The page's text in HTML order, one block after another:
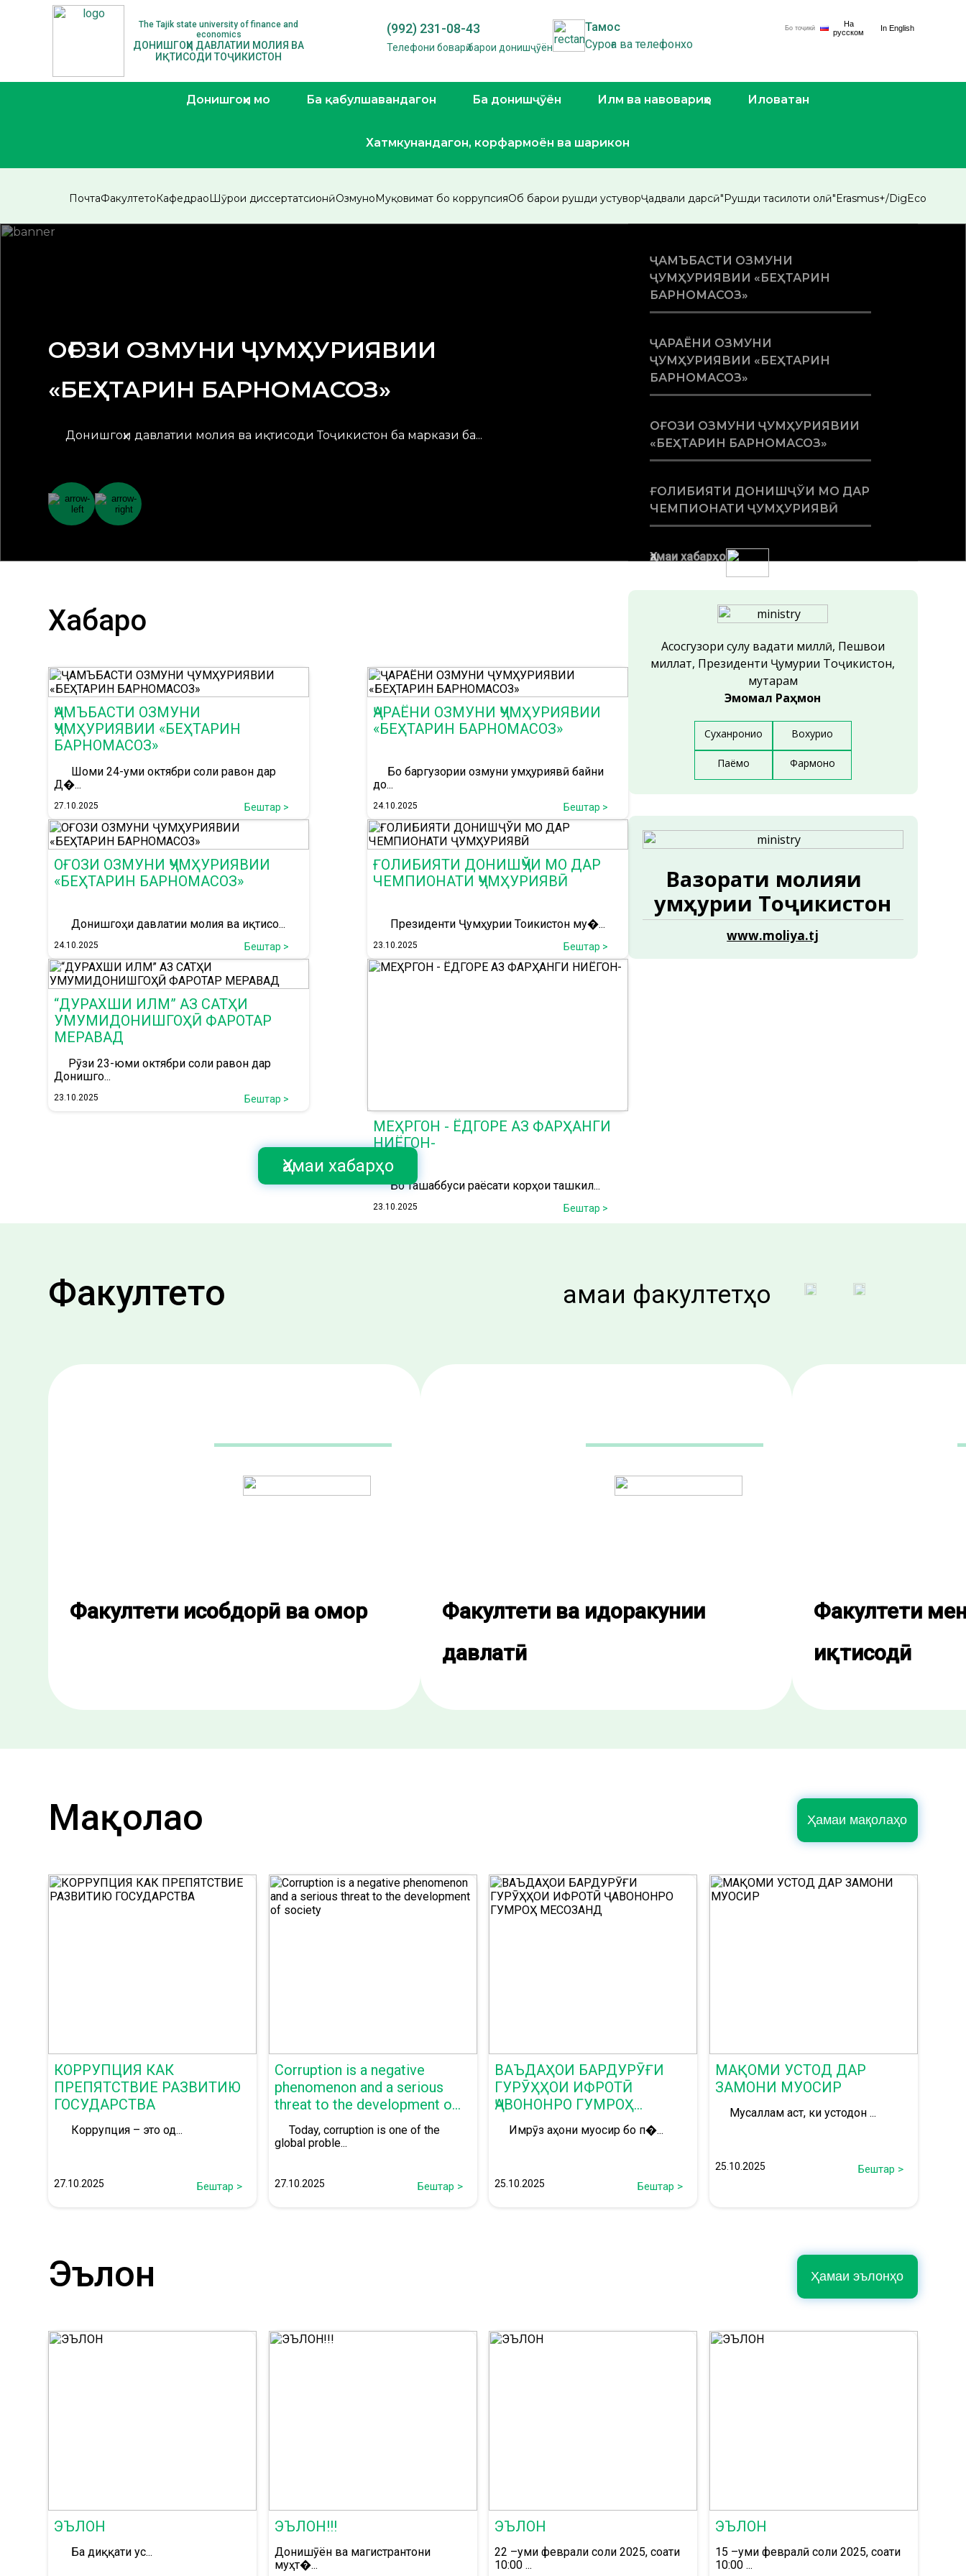
The Tajik state university of finance and
economics
ДОНИШГОҲИ ДАВЛАТИИ МОЛИЯ ВА
ИҚТИСОДИ ТОҶИКИСТОН
(992) 231-08-43
Телефони боварӣ барои донишҷӯён
Тамос
Суроға ва телефонхо
Бо тоҷикӣ
На
русском
In English
Донишгоҳи мо Ба қабулшавандагон Ба донишҷӯён Илм ва навовариҳо Иловатан
Хатмкунандагон, корфармоён ва шарикон
ПочтаФакултетҳоКафедраҳоШӯрои диссертатсионӣОзмунҳоМуқовимат бо коррупсияОб барои рушди устуворҶадвали дарсӣ"Рушди таҳсилоти олӣ"Erasmus+/DigEco
ҶАМЪБАСТИ ОЗМУНИ
ҶУМҲУРИЯВИИ «БЕҲТАРИН
БАРНОМАСОЗ»
ҶАРАЁНИ ОЗМУНИ
ҶУМҲУРИЯВИИ «БЕҲТАРИН
БАРНОМАСОЗ»
ОҒОЗИ ОЗМУНИ ҶУМҲУРИЯВИИ
«БЕҲТАРИН БАРНОМАСОЗ»
ҒОЛИБИЯТИ ДОНИШҶЎИ МО ДАР
ЧЕМПИОНАТИ ҶУМҲУРИЯВӢ
Ҳамаи хабарҳо
ОҒОЗИ ОЗМУНИ ҶУМҲУРИЯВИИ
«БЕҲТАРИН БАРНОМАСОЗ»
Донишгоҳи давлатии молия ва иқтисоди Тоҷикистон ба маркази ба...
Хабарҳо
ҶАМЪБАСТИ ОЗМУНИ
ҶУМҲУРИЯВИИ «БЕҲТАРИН
БАРНОМАСОЗ»
Шоми 24-уми октябри соли равон дар
Д�...
27.10.2025 Бештар >
ҶАРАЁНИ ОЗМУНИ ҶУМҲУРИЯВИИ
«БЕҲТАРИН БАРНОМАСОЗ»
Бо баргузории озмуни ҷумҳуриявӣ байни
до...
24.10.2025 Бештар >
ОҒОЗИ ОЗМУНИ ҶУМҲУРИЯВИИ
«БЕҲТАРИН БАРНОМАСОЗ»
Донишгоҳи давлатии молия ва иқтисо...
24.10.2025 Бештар >
ҒОЛИБИЯТИ ДОНИШҶЎИ МО ДАР
ЧЕМПИОНАТИ ҶУМҲУРИЯВӢ
Президенти Ҷумҳурии Тоҷикистон му�...
23.10.2025 Бештар >
“ДУРАХШИ ИЛМ” АЗ САТҲИ
УМУМИДОНИШГОҲӢ ФАРОТАР
МЕРАВАД
Рӯзи 23-юми октябри соли равон дар
Донишго...
23.10.2025 Бештар >
МЕҲРГОН - ЁДГОРЕ АЗ ФАРҲАНГИ
НИЁГОН-
Бо ташаббуси раёсати корҳои ташкил...
23.10.2025 Бештар >
Ҳамаи хабарҳо
Асосгузори сулҳу ваҳдати миллӣ, Пешвои
миллат, Президенти Ҷумҳурии Тоҷикистон,
муҳтарам
Эмомалӣ Раҳмон
Суханрониҳо Вохуриҳо
Паёмҳо Фармонҳо
Вазорати молияи
Ҷумҳурии Тоҷикистон
www.moliya.tj
Факултетҳо Ҳамаи факултетҳо
Факултети ҳисобдорӣ ва омор
Факултети ва идоракунии
давлатӣ
Факултети
иқтисодӣ
Мақолаҳо Ҳамаи мақолаҳо
КОРРУПЦИЯ КАК
ПРЕПЯТСТВИЕ РАЗВИТИЮ
ГОСУДАРСТВА
Коррупция – это од...
27.10.2025 Бештар >
Corruption is a negative
phenomenon and a serious
threat to the development of
society
Today, corruption is one of the
global proble...
27.10.2025 Бештар >
ВАЪДАҲОИ БАРДУРӮҒИ
ГУРӮҲҲОИ ИФРОТӢ
ҶАВОНОНРО ГУМРОҲ
МЕСОЗАНД
Имрӯз ҷаҳони муосир бо п�...
25.10.2025 Бештар >
МАҚОМИ УСТОД ДАР
ЗАМОНИ МУОСИР
Мусаллам аст, ки устодон ...
25.10.2025 Бештар >
Эълон Ҳамаи эълонҳо
ЭЪЛОН
Ба диққати ус...
ЭЪЛОН!!!
Донишҷӯён ва магистрантони
муҳт�...
ЭЪЛОН
22 –уми феврали соли 2025, соати
10:00 ...
ЭЪЛОН
15 –уми февралӣ соли 2025, соати
10:00 ...